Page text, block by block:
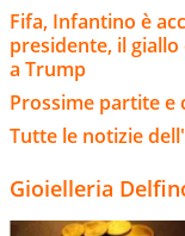
Fifa, Infantino è
presidente, il
a Trump
Prossime partite
Tutte le notizie
Gioielleria